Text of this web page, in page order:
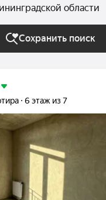
области
Сохранить поиск
6 этаж из 7